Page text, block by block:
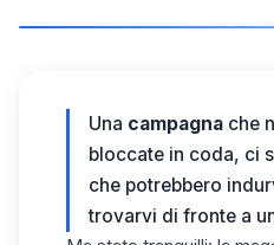
Una campagna che
bloccate in coda, ci
che potrebbero
trovarvi di fronte a